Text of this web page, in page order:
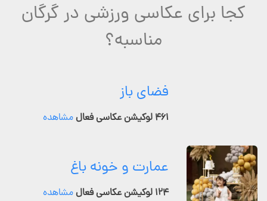
کجا برای عکاسی ورزشی در گرگان
مناسبه؟
فضای باز
۴۶۱ لوکیشن عکاسی فعال مشاهده
عمارت و خونه باغ
۱۲۴ لوکیشن عکاسی فعال مشاهده